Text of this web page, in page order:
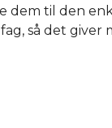
dem til den
så det giver